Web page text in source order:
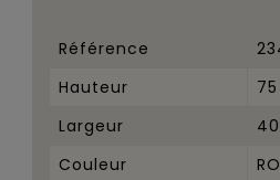
Référence
Hauteur
Largeur
Couleur